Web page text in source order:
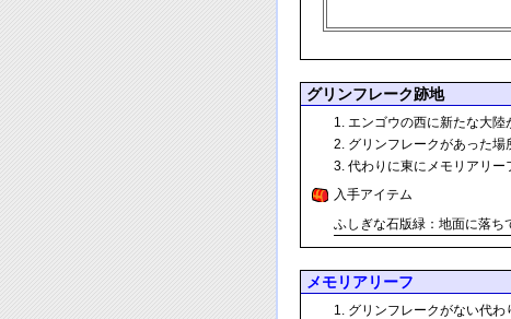
グリンフレーク跡地
エンゴウの西に新たな大陸
グリンフレークがあった
代わりに東にメモリアリー
入手アイテム
ふしぎな石版緑：地面に落ち
メモリアリーフ
グリンフレークがない代わ